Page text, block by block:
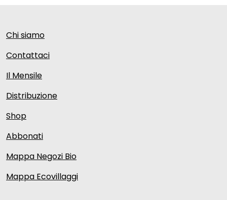
Chi siamo
Contattaci
Il Mensile
Distribuzione
Shop
Abbonati
Mappa Negozi Bio
Mappa Ecovillaggi